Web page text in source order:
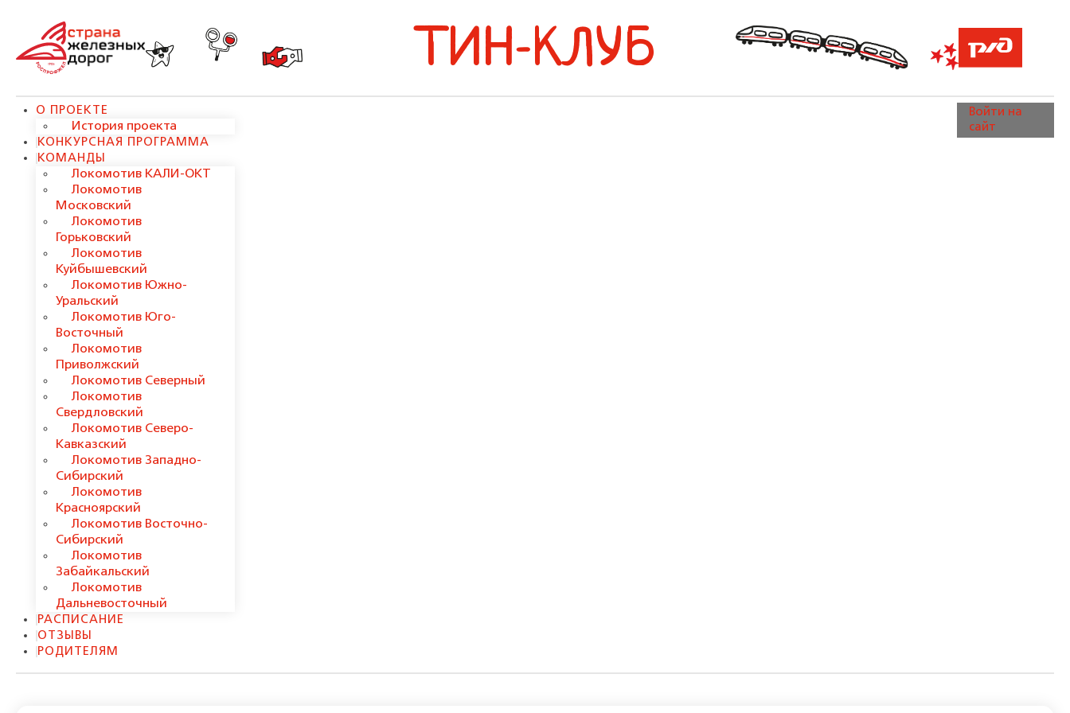
ТИН-КЛУБ
О ПРОЕКТЕ
История проекта
КОНКУРСНАЯ ПРОГРАММА
КОМАНДЫ
Локомотив КАЛИ-ОКТ
Локомотив
Московский
Локомотив
Горьковский
Локомотив
Куйбышевский
Локомотив Южно-
Уральский
Локомотив Юго-
Восточный
Локомотив
Приволжский
Локомотив Северный
Локомотив
Свердловский
Локомотив Северо-
Кавказский
Локомотив Западно-
Сибирский
Локомотив
Красноярский
Локомотив Восточно-
Сибирский
Локомотив
Забайкальский
Локомотив
Дальневосточный
РАСПИСАНИЕ
ОТЗЫВЫ
РОДИТЕЛЯМ
Войти на
сайт